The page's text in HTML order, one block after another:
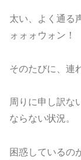
太い、よく通る
ォォォウォン！
そのたびに、連
周りに申し訳な
ならない状況。
困惑しているの